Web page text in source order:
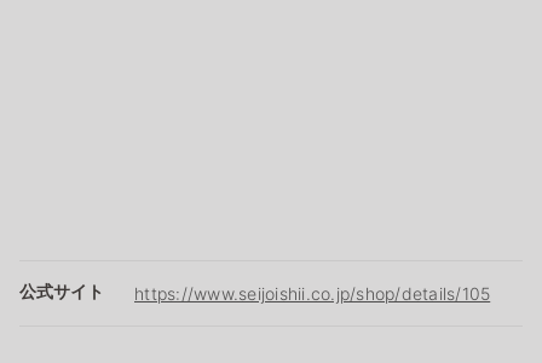
公式サイト https://www.seijoishii.co.jp/shop/details/105